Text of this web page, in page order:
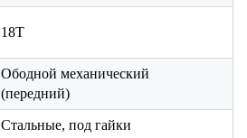
18T
Ободной механический
(передний)
Стальные, под гайки